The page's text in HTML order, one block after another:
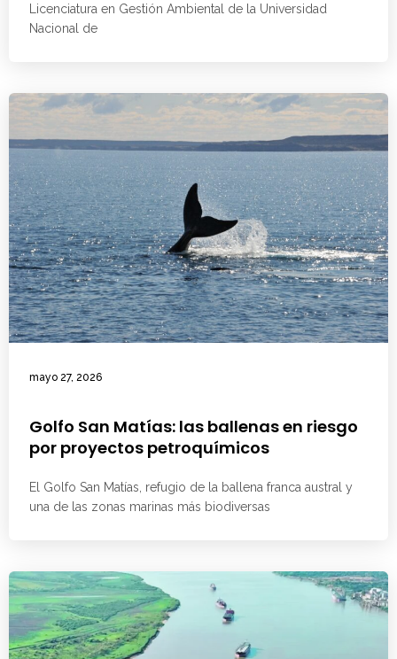
Licenciatura en Gestión Ambiental de la Universidad
Nacional de
mayo 27, 2026
Golfo San Matías: las ballenas en riesgo
por proyectos petroquímicos
El Golfo San Matías, refugio de la ballena franca austral y
una de las zonas marinas más biodiversas